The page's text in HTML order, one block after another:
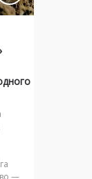
—